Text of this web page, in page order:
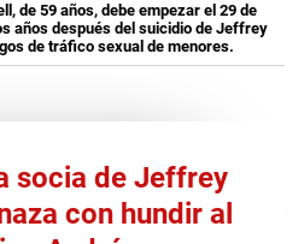
de 59 años, debe empezar el 29 de
años después del suicidio de Jeffrey
de tráfico sexual de menores.
socia de Jeffrey
con hundir al